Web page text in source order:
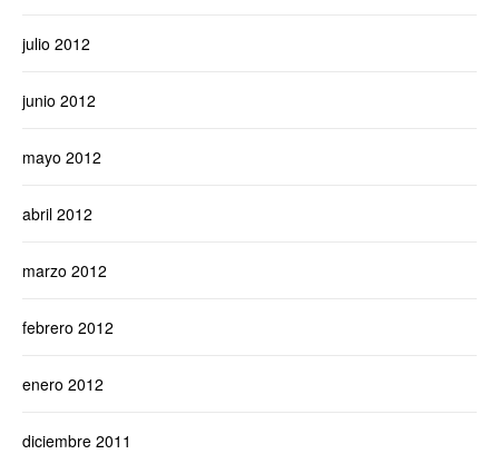
julio 2012
junio 2012
mayo 2012
abril 2012
marzo 2012
febrero 2012
enero 2012
diciembre 2011